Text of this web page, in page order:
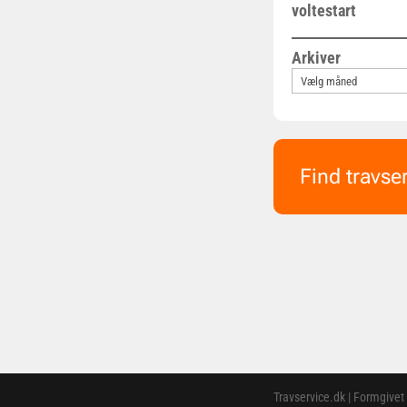
voltestart
Arkiver
Find
Travservice.dk |